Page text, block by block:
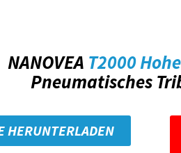
NANOVEA T2000
Pneumatisches
HERUNTERLADEN